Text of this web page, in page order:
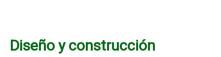
Diseño y construcción